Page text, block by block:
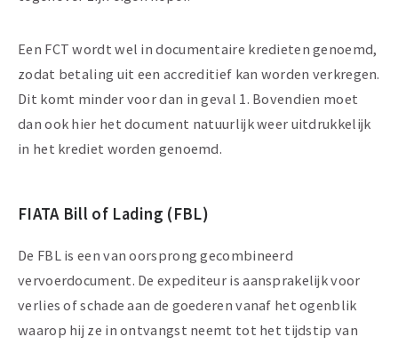
Een FCT wordt wel in documentaire kredieten genoemd,
zodat betaling uit een accreditief kan worden verkregen.
Dit komt minder voor dan in geval 1. Bovendien moet
dan ook hier het document natuurlijk weer uitdrukkelijk
in het krediet worden genoemd.
FIATA Bill of Lading (FBL)
De FBL is een van oorsprong gecombineerd
vervoerdocument. De expediteur is aansprakelijk voor
verlies of schade aan de goederen vanaf het ogenblik
waarop hij ze in ontvangst neemt tot het tijdstip van